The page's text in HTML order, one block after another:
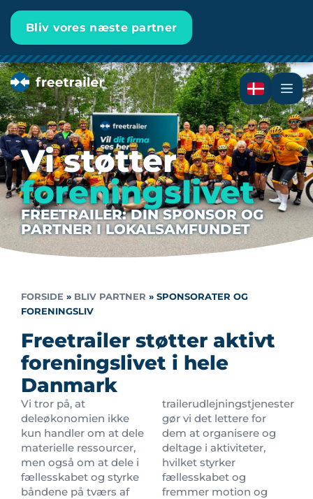
Bliv vores næste partner
Vi støtter
foreningslivet
FREETRAILER: DIN SPONSOR OG
PARTNER I LOKALSAMFUNDET
FORSIDE » BLIV PARTNER » SPONSORATER OG
FORENINGSLIV
Freetrailer støtter aktivt
foreningslivet i hele
Danmark
Vi tror på, at
deleøkonomien ikke
kun handler om at dele
materielle ressourcer,
men også om at dele i
fællesskabet og styrke
båndene på tværs af
trailerudlejningstjenester
gør vi det lettere for
dem at organisere og
deltage i aktiviteter,
hvilket styrker
fællesskabet og
fremmer motion og